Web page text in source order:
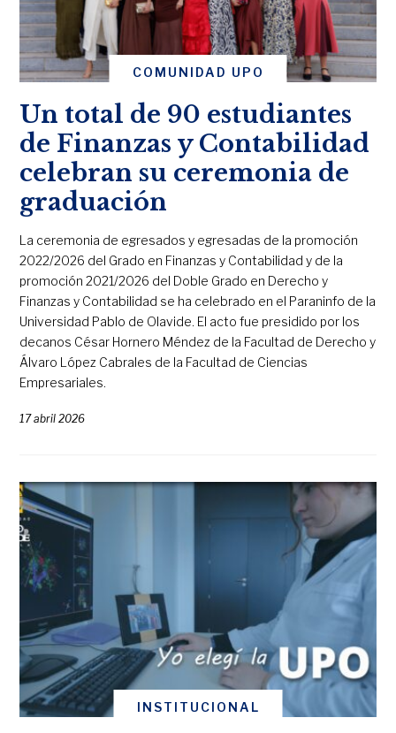
COMUNIDAD UPO
Un total de 90 estudiantes
de Finanzas y Contabilidad
celebran su ceremonia de
graduación
La ceremonia de egresados y egresadas de la promoción
2022/2026 del Grado en Finanzas y Contabilidad y de la
promoción 2021/2026 del Doble Grado en Derecho y
Finanzas y Contabilidad se ha celebrado en el Paraninfo de la
Universidad Pablo de Olavide. El acto fue presidido por los
decanos César Hornero Méndez de la Facultad de Derecho y
Álvaro López Cabrales de la Facultad de Ciencias
Empresariales.
17 abril 2026
INSTITUCIONAL